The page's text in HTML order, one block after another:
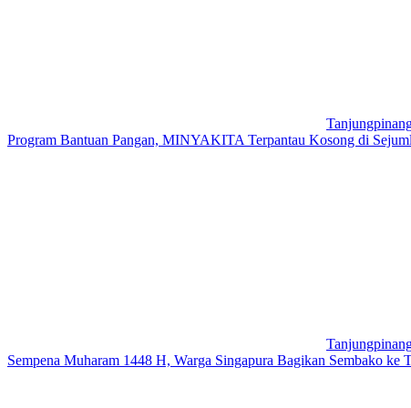
Program Bantuan Pangan, MINYAKITA Terpantau Kosong di
Sempena Muharam 1448 H, Warga Singapura Bagikan Sembako ke